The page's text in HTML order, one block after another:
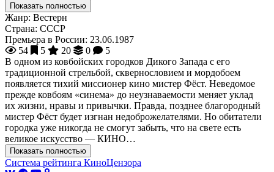
Показать полностью
Жанр: Вестерн
Страна: СССР
Премьера в России: 23.06.1987
54
5 20 0
5
В одном из ковбойских городков Дикого Запада с его
традиционной стрельбой, сквернословием и мордобоем
появляется тихий миссионер кино мистер Фёст. Неведомое
прежде ковбоям «синема» до неузнаваемости меняет уклад
их жизни, нравы и привычки. Правда, позднее благородный
мистер Фёст будет изгнан недоброжелателями. Но обитатели
городка уже никогда не смогут забыть, что на свете есть
великое искусство — КИНО…
Показать полностью
Система рейтинга КиноЦензора